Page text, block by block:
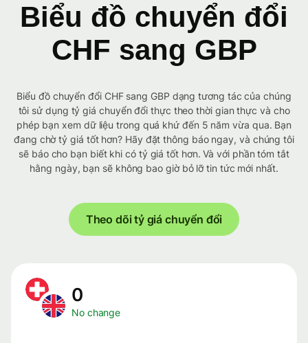
Biểu đồ chuyển đổi
CHF sang GBP
Biểu đồ chuyển đổi CHF sang GBP dạng tương tác của chúng
tôi sử dụng tỷ giá chuyển đổi thực theo thời gian thực và cho
phép bạn xem dữ liệu trong quá khứ đến 5 năm vừa qua. Bạn
đang chờ tỷ giá tốt hơn? Hãy đặt thông báo ngay, và chúng tôi
sẽ báo cho bạn biết khi có tỷ giá tốt hơn. Và với phần tóm tắt
hằng ngày, bạn sẽ không bao giờ bỏ lỡ tin tức mới nhất.
Theo dõi tỷ giá chuyển đổi
0
No change